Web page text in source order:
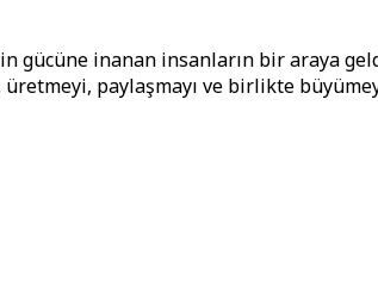
gücüne inanan insanların bir araya
paylaşmayı ve birlikte